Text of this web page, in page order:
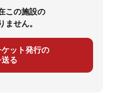
この施設の
ません。
ット発行の
る